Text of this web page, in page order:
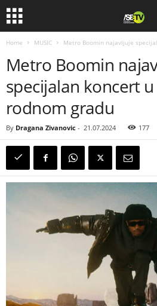
Home MUSIC Metro Boomin najavljuje
Metro Boomin
specijalan koncert
rodnom gradu
By Dragana Zivanovic - 21.07.2024 177